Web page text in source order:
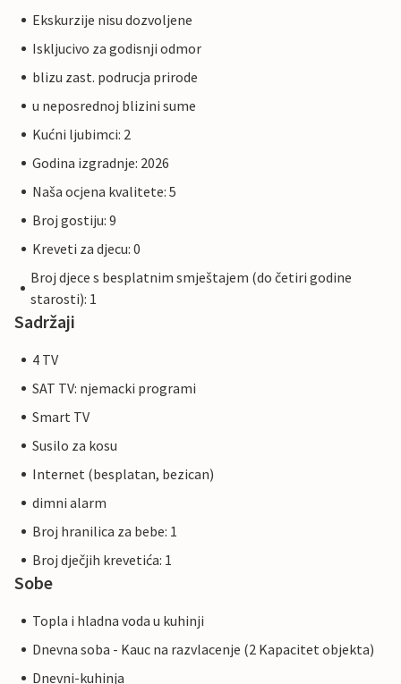
Ekskurzije nisu dozvoljene
Iskljucivo za godisnji odmor
blizu zast. podrucja prirode
u neposrednoj blizini sume
Kućni ljubimci: 2
Godina izgradnje: 2026
Naša ocjena kvalitete: 5
Broj gostiju: 9
Kreveti za djecu: 0
Broj djece s besplatnim smještajem (do četiri godine
starosti): 1
Sadržaji
4 TV
SAT TV: njemacki programi
Smart TV
Susilo za kosu
Internet (besplatan, bezican)
dimni alarm
Broj hranilica za bebe: 1
Broj dječjih krevetića: 1
Sobe
Topla i hladna voda u kuhinji
Dnevna soba - Kauc na razvlacenje (2 Kapacitet objekta)
Dnevni-kuhinja